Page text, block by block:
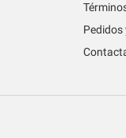
Pedidos